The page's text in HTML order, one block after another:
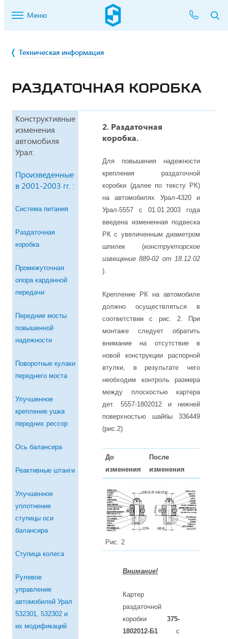
Меню
Техническая информация
РАЗДАТОЧНАЯ КОРОБКА
Конструктивные
изменения
автомобиля
Урал:
Произведенные
в 2001-2003 гг. :
Система питания
Раздаточная
коробка
Промежуточная
опора карданной
передачи
Передние мосты
повышенной
надежности
Поворотные кулаки
переднего моста
Улучшенное
крепление ушка
передних рессор
Ось балансира
Реактивные штанги
Улучшенное
уплотнение
ступицы оси
балансира
Ступица колеса
Рулевое
управление
автомобилей Урал
532301, 532302 и
их модификаций
2. Раздаточная
коробка.
Для повышения надежности
крепления раздаточной
коробки (далее по тексту РК)
на автомобилях Урал-4320 и
Урал-5557 с 01.01.2003 года
введена измененная подвеска
РК с увеличенным диаметром
шпилек (конструкторское
извещение 889-02 от 18.12.02
).
Крепление РК на автомобиле
должно осуществляться в
соответствии с рис. 2. При
монтаже следует обратить
внимание на отсутствие в
новой конструкции распорной
втулки, в результате чего
необходим контроль размера
между плоскостью картера
дет. 5557-1802012 и нижней
поверхностью шайбы 336449
(рис.2)
До
изменения
После
изменения
Рис. 2
Внимание!
Картер
раздаточной
коробки 375-
1802012-Б1 с